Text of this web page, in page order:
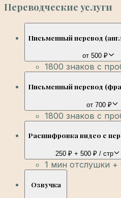
Переводческие услуги
Письменный перевод
от 500 ₽
1800 знаков с
Письменный перевод
от 700 ₽
1800 знаков с
Расшифровка видео с
250 ₽ + 500 ₽ / стр
1 мин отслушки +
Озвучка